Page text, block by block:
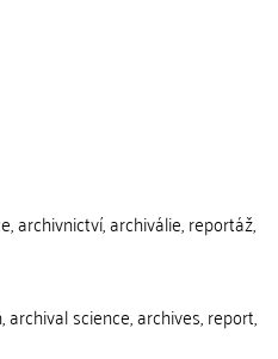
archivnictví, archiválie, reportáž,
science, archives, report,